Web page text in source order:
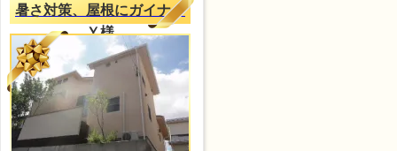
暑さ対策、屋根にガイナ
Ｙ様